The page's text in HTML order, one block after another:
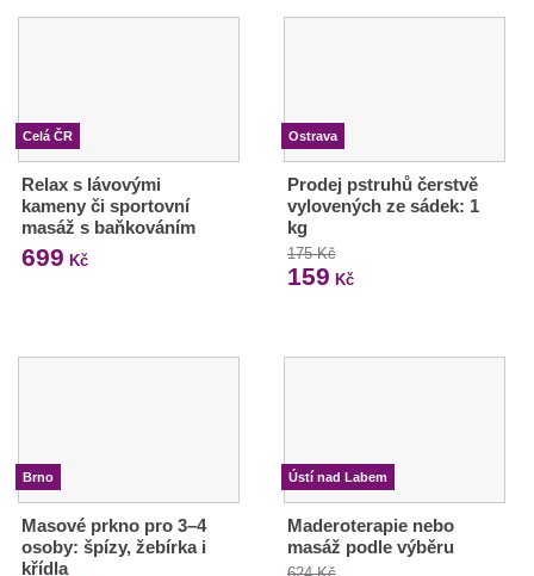
Celá ČR
Relax s lávovými
kameny či sportovní
masáž s baňkováním
699 Kč
Ostrava
Prodej pstruhů čerstvě
vylovených ze sádek: 1
kg
175 Kč
159 Kč
Brno
Masové prkno pro 3–4
osoby: špízy, žebírka i
křídla
Ústí nad Labem
Maderoterapie nebo
masáž podle výběru